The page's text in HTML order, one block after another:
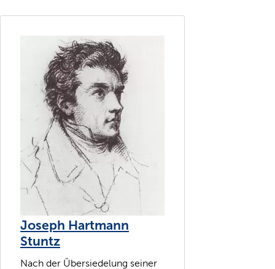
Joseph Hartmann
Stuntz
Nach der Übersiedelung seiner